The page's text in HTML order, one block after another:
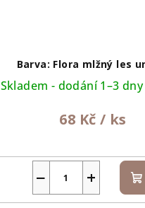
Barva: Flora mlžný les
Skladem - dodání 1–3 dny
68 Kč / ks
+
− Do